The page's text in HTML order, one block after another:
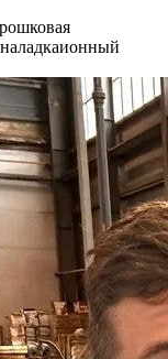
ионный